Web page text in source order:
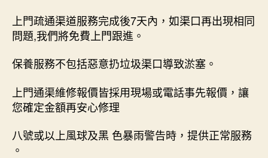
上門疏通渠道服務完成後7天內，如渠口再出現相同
問題,我們將免費上門跟進。
保養服務不包括惡意扔垃圾渠口導致淤塞。
上門通渠維修報價皆採用現場或電話事先報價，讓
您確定金額再安心修理
八號或以上風球及黑 色暴雨警告時，提供正常服務
。